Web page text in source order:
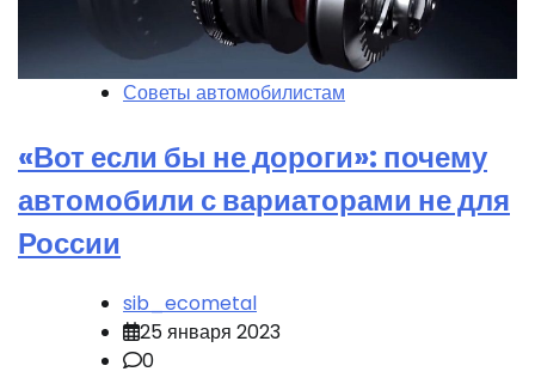
Советы автомобилистам
«Вот если бы не дороги»: почему
автомобили с вариаторами не для
России
sib_ecometal
25 января 2023
0